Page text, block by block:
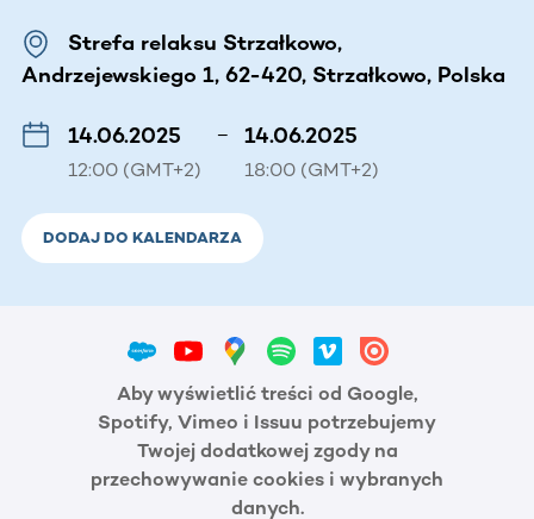
Strefa relaksu Strzałkowo,
Andrzejewskiego 1, 62-420, Strzałkowo, Polska
14.06.2025
12:00 (GMT+2)
– 14.06.2025
18:00 (GMT+2)
DODAJ DO KALENDARZA
Aby wyświetlić treści od Google,
Spotify, Vimeo i Issuu potrzebujemy
Twojej dodatkowej zgody na
przechowywanie cookies i wybranych
danych.